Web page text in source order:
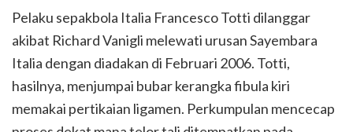
Pelaku sepakbola Italia Francesco Totti dilanggar
akibat Richard Vanigli melewati urusan Sayembara
Italia dengan diadakan di Februari 2006. Totti,
hasilnya, menjumpai bubar kerangka fibula kiri
memakai pertikaian ligamen. Perkumpulan mencecap